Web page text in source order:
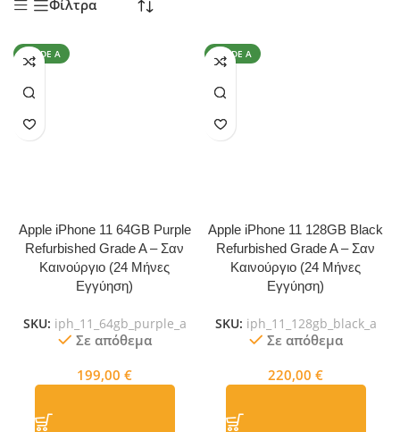
Φίλτρα
GRADE A
Apple iPhone 11 64GB Purple
Refurbished Grade A – Σαν
Καινούργιο (24 Μήνες
Εγγύηση)
SKU: iph_11_64gb_purple_a
Σε απόθεμα
199,00 €
GRADE A
Apple iPhone 11 128GB Black
Refurbished Grade A – Σαν
Καινούργιο (24 Μήνες
Εγγύηση)
SKU: iph_11_128gb_black_a
Σε απόθεμα
220,00 €